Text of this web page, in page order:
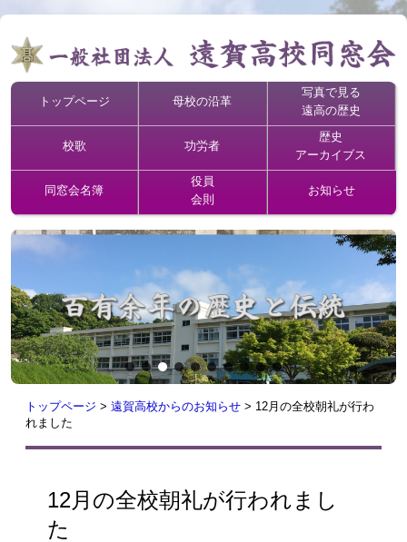
トップページ 母校の沿革
写真で見る
遠高の歴史
校歌 功労者
歴史
アーカイブス
同窓会名簿
役員
会則
お知らせ
トップページ > 遠賀高校からのお知らせ > 12月の全校朝礼が行わ
れました
12月の全校朝礼が行われまし
た